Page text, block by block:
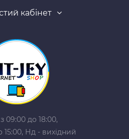
кабінет
09:00 до 18:00,
15:00, Нд - вихідний